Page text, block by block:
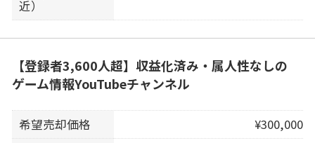
近）
【登録者3,600人超】収益化済み・属人性なしの
ゲーム情報YouTubeチャンネル
希望売却価格
¥300,000